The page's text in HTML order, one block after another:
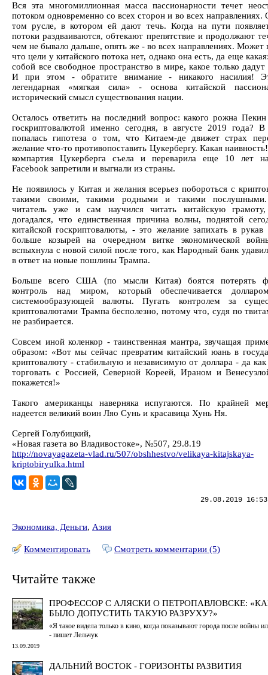
Вся эта многомиллионная масса пассионарности течет
потоком одновременно со всех сторон и во всех направлениях.
том русле, в котором ей дают течь. Когда на пути
потоки раздваиваются, обтекают препятствие и продолжают
чем не бывало дальше, опять же - во всех направлениях. Может
что цели у китайского потока нет, однако она есть, да еще
собой все свободное пространство в мире, какое только дадут
И при этом - обратите внимание - никакого насилия!
легендарная «мягкая сила» - основа китайской
исторический смысл существования нации.
Осталось ответить на последний вопрос: какого рожна
госкриптовалютой именно сегодня, в августе 2019
попалась гипотеза о том, что Китаем-де движет страх
желание что-то противопоставить Цукербергу. Какая
компартия Цукерберга съела и переварила еще 10 лет
Facebook запретили и выгнали из страны.
Не появилось у Китая и желания всерьез побороться с
такими своими, такими родными и такими
читатель уже и сам научился читать китайскую
догадался, что единственная причина волны, поднятой
китайской госкриптовалюты, - это желание запихать в
больше козырей на очередном витке экономической
вспыхнула с новой силой после того, как Народный банк
в ответ на новые пошлины Трампа.
Больше всего США (по мысли Китая) боятся потерять
контроль над миром, который обеспечивается
системообразующей валюты. Пугать контролем за
криптовалютами Трампа бесполезно, потому что, судя по
не разбирается.
Совсем иной коленкор - таинственная мантра, звучащая
образом: «Вот мы сейчас превратим китайский юань в
криптовалюту - стабильную и независимую от доллара - да
торговать с Россией, Северной Кореей, Ираном и
покажется!»
Такого американцы наверняка испугаются. По крайней
надеется великий воин Ляо Сунь и красавица Хунь Ня.
Сергей Голубицкий,
«Новая газета во Владивостоке», №507, 29.8.19
http://novayagazeta-vlad.ru/507/obshhestvo/velikaya-kitajskaya-
kriptobiryulka.html
29.08.2019
Экономика, Деньги, Азия
Комментировать Смотреть комментарии (5)
Читайте также
ПРОФЕССОР С АЛЯСКИ О ПЕТРОПАВЛОВСКЕ:
БЫЛО ДОПУСТИТЬ ТАКУЮ РАЗРУХУ?»
«Я такое видела только в кино, когда показывают города после войны
- пишет Лельчук
13.09.2019
ДАЛЬНИЙ ВОСТОК - ГОРИЗОНТЫ РАЗВИТИЯ